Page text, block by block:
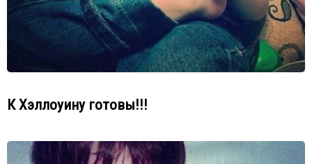
К Хэллоуину готовы!!!